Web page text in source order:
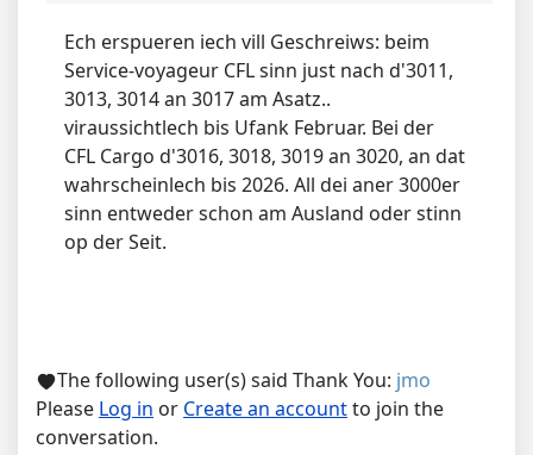
Ech erspueren iech vill Geschreiws: beim
Service-voyageur CFL sinn just nach d'3011,
3013, 3014 an 3017 am Asatz..
viraussichtlech bis Ufank Februar. Bei der
CFL Cargo d'3016, 3018, 3019 an 3020, an dat
wahrscheinlech bis 2026. All dei aner 3000er
sinn entweder schon am Ausland oder stinn
op der Seit.
The following user(s) said Thank You: jmo
Please Log in or Create an accountto join the
conversation.